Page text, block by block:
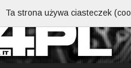
Ta strona używa ciasteczek